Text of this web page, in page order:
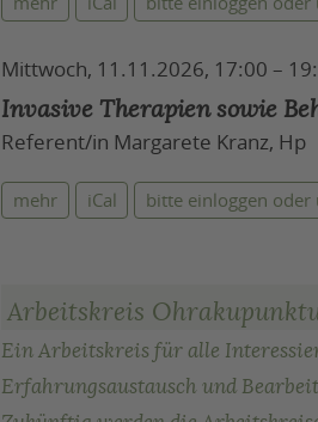
Mittwoch, 11.11.2026, 17:00 –
Invasive Therapien sowie
Referent/in Margarete Kranz, Hp
mehr iCal bitte einloggen oder
Arbeitskreis
Ein Arbeitskreis für alle
Erfahrungsaustausch und